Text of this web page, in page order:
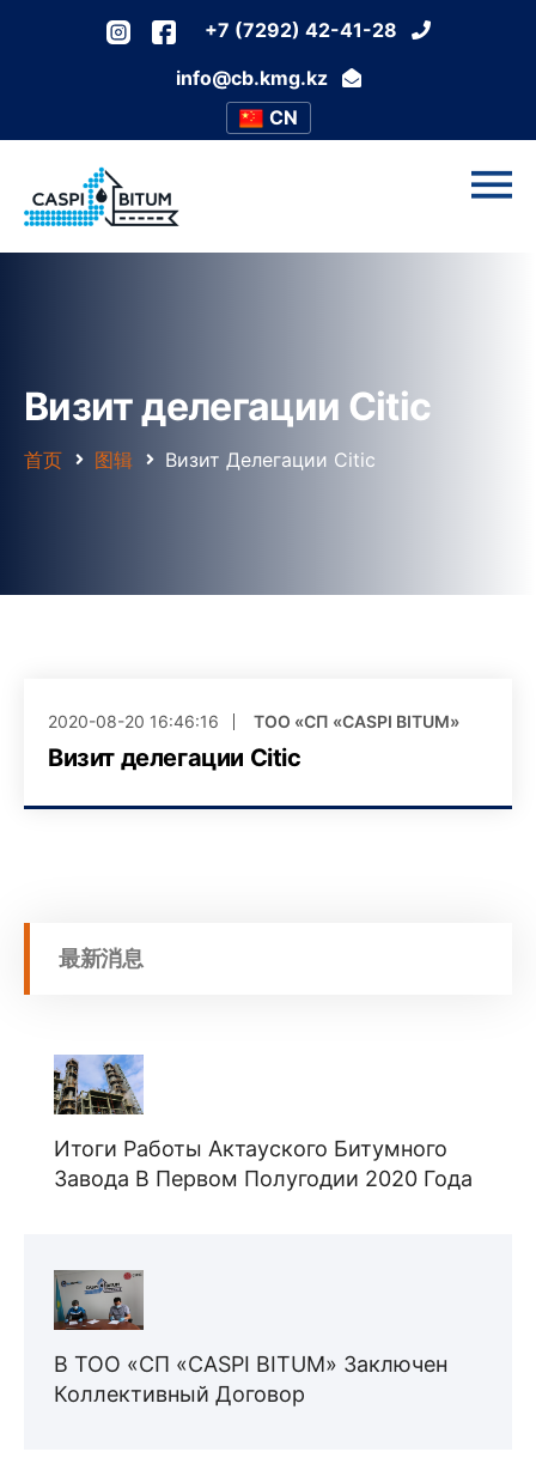
+7 (7292) 42-41-28
info@cb.kmg.kz
CN
Визит делегации Citic
首页 图辑 Визит Делегации Citic
2020-08-20 16:46:16 ТОО «СП «CASPI BITUM»
Визит делегации Citic
最新消息
Итоги Работы Актауского Битумного
Завода В Первом Полугодии 2020 Года
В ТОО «СП «CASPI BITUM» Заключен
Коллективный Договор